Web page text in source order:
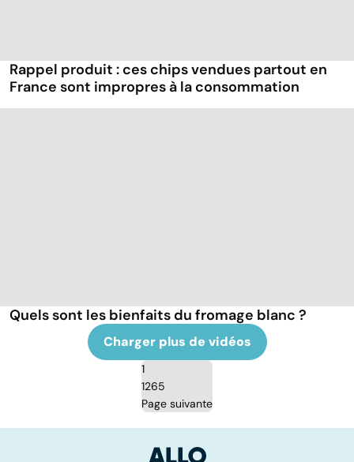
Rappel produit : ces chips vendues partout en
France sont impropres à la consommation
Quels sont les bienfaits du fromage blanc ?
Charger plus de vidéos
1
1265
Page suivante